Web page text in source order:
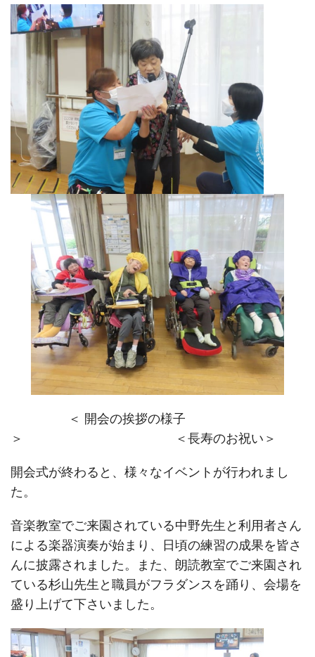
＜ 開会の挨拶の様子
＞ ＜長寿のお祝い＞
開会式が終わると、様々なイベントが行われまし
た。
音楽教室でご来園されている中野先生と利用者さん
による楽器演奏が始まり、日頃の練習の成果を皆さ
んに披露されました。また、朗読教室でご来園され
ている杉山先生と職員がフラダンスを踊り、会場を
盛り上げて下さいました。